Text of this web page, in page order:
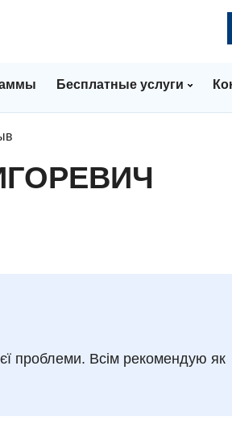
Бесплатные услуги
проблеми. Всім рекомендую як